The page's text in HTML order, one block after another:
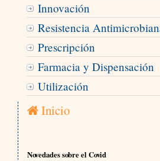
Innovación
Resistencia
Prescripción
Farmacia y Dispensación
Utilización
Inicio
Novedades sobre el Covid